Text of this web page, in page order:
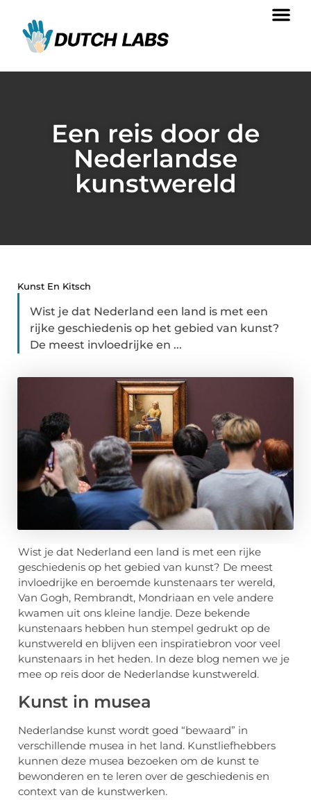
Een reis door de
Nederlandse
kunstwereld
Kunst En Kitsch
Wist je dat Nederland een land is met een
rijke geschiedenis op het gebied van kunst?
De meest invloedrijke en ...
Wist je dat Nederland een land is met een rijke
geschiedenis op het gebied van kunst? De meest
invloedrijke en beroemde kunstenaars ter wereld,
Van Gogh, Rembrandt, Mondriaan en vele andere
kwamen uit ons kleine landje. Deze bekende
kunstenaars hebben hun stempel gedrukt op de
kunstwereld en blijven een inspiratiebron voor veel
kunstenaars in het heden. In deze blog nemen we je
mee op reis door de Nederlandse kunstwereld.
Kunst in musea
Nederlandse kunst wordt goed “bewaard” in
verschillende musea in het land. Kunstliefhebbers
kunnen deze musea bezoeken om de kunst te
bewonderen en te leren over de geschiedenis en
context van de kunstwerken.